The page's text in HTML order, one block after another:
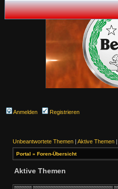
Anmelden Registrieren
Unbeantwortete Themen | Aktive Themen |
Portal » Foren-Übersicht
Aktive Themen